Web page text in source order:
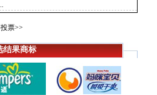
票>>
结果商标